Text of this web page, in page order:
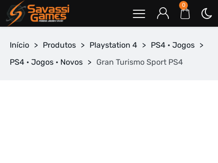
0
Início > Produtos > Playstation 4 > PS4 • Jogos >
PS4 • Jogos • Novos > Gran Turismo Sport PS4